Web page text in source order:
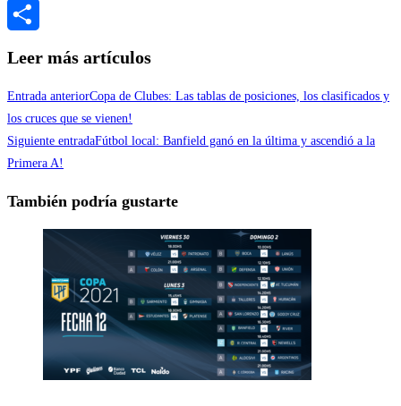
Messenger
Leer más artículos
Entrada anteriorCopa de Clubes: Las tablas de posiciones, los clasificados y
los cruces que se vienen!
Siguiente entradaFútbol local: Banfield ganó en la última y ascendió a la
Primera A!
También podría gustarte